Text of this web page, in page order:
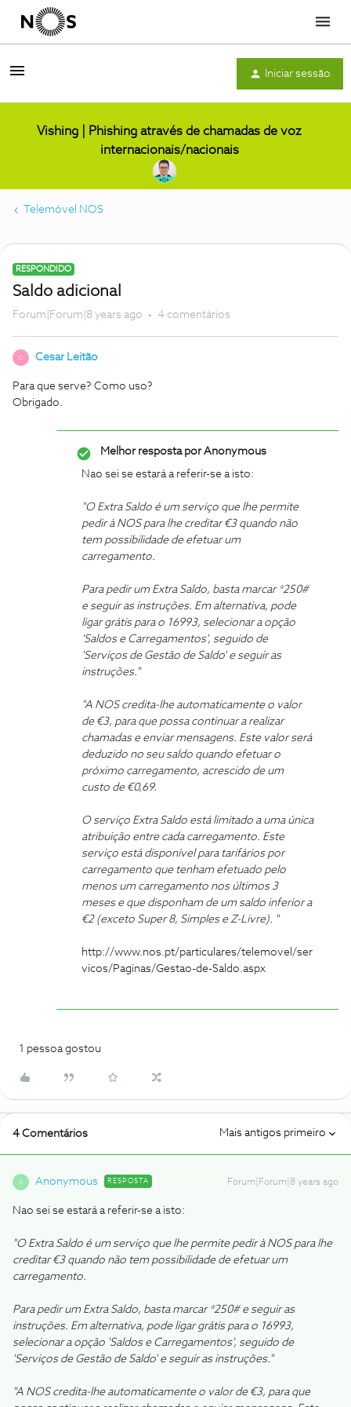
Menu
Iniciar sessão
Vishing | Phishing através de chamadas de voz
internacionais/nacionais
Telemóvel NOS
RESPONDIDO
Saldo adicional
Forum|Forum|8 years ago 4 comentários
C Cesar Leitão
Para que serve? Como uso?
Obrigado.
Melhor resposta porAnonymous
Nao sei se estará a referir-se a isto:
"O Extra Saldo é um serviço que lhe permite
pedir à NOS para lhe creditar €3 quando não
tem possibilidade de efetuar um
carregamento.
Para pedir um Extra Saldo, basta marcar *250#
e seguir as instruções. Em alternativa, pode
ligar grátis para o 16993, selecionar a opção
'Saldos e Carregamentos​', seguido de
'Serviços de Gestão de Saldo' e seguir as
instruções."
"A NOS credita-lhe automaticamente o valor
de €3, para que possa continuar a realizar
chamadas e enviar mensagens. Este valor será
deduzido no seu saldo quando efetuar o
próximo carregamento, acrescido de um
custo de €0,69​.
O serviço Extra Saldo está limitado a uma única
atribuição entre cada carregamento. Este
serviço está disponível para tarifários por
carregamento que tenham efetuado pelo
menos um carregamento nos últimos 3
meses e que disponham de um saldo inferior a
€2 (exceto Super 8, Simples e Z-Livre). "​
http://www.nos.pt/particulares/telemovel/ser
vicos/Paginas/Gestao-de-Saldo.aspx
1 pessoa gostou
4 Comentários Mais antigos primeiro
A Anonymous RESPOSTA Forum|Forum|8 years ago
Nao sei se estará a referir-se a isto:
"O Extra Saldo é um serviço que lhe permite pedir à NOS para lhe
creditar €3 quando não tem possibilidade de efetuar um
carregamento.
Para pedir um Extra Saldo, basta marcar *250# e seguir as
instruções. Em alternativa, pode ligar grátis para o 16993,
selecionar a opção 'Saldos e Carregamentos​', seguido de
'Serviços de Gestão de Saldo' e seguir as instruções."
"A NOS credita-lhe automaticamente o valor de €3, para que